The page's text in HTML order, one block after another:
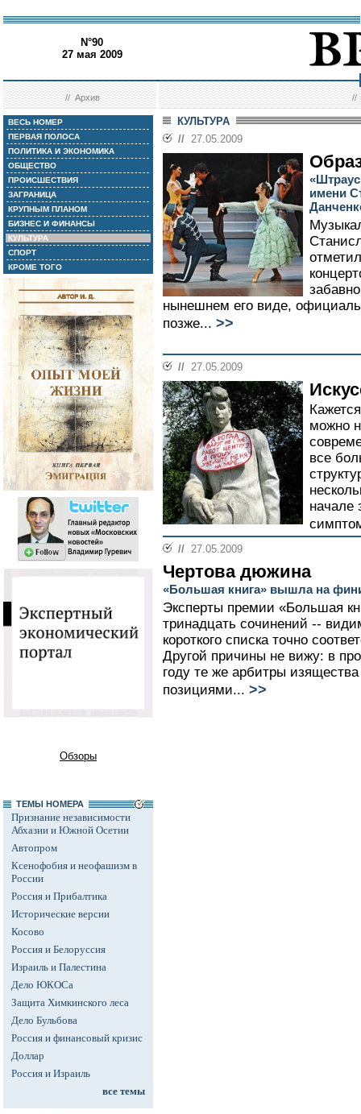
N°90
27 мая 2009
//Архив //
ВЕСЬ НОМЕР
ПЕРВАЯ ПОЛОСА
ПОЛИТИКА И ЭКОНОМИКА
ОБЩЕСТВО
ПРОИСШЕСТВИЯ
ЗАГРАНИЦА
КРУПНЫМ ПЛАНОМ
БИЗНЕС И ФИНАНСЫ
КУЛЬТУРА
СПОРТ
КРОМЕ ТОГО
Обзоры
ТЕМЫ НОМЕРА
Признание независимости
Абхазии и Южной Осетии
Автопром
Ксенофобия и неофашизм в
России
Россия и Прибалтика
Исторические версии
Косово
Россия и Белоруссия
Израиль и Палестина
Дело ЮКОСа
Защита Химкинского леса
Дело Бульбова
Россия и финансовый кризис
Доллар
Россия и Израиль
все темы
КУЛЬТУРА
// 27.05.2009
имени
нынешнем его виде,
позже... >>
// 27.05.2009
можно
все
начале
// 27.05.2009
Чертова дюжина
«Большая книга» вышла на
Эксперты премии «Большая
тринадцать сочинений --
короткого списка точно
Другой причины не вижу: в
году те же арбитры
позициями... >>